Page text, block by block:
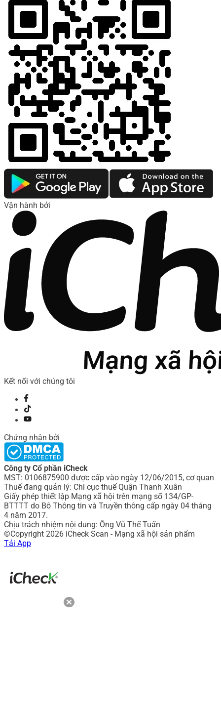
Vận hành bởi
Kết nối với chúng tôi
Chứng nhận bởi
Công ty Cổ phần iCheck
MST: 0106875900 được cấp vào ngày 12/06/2015, cơ quan
Thuế đang quản lý: Chi cục thuế Quận Thanh Xuân
Giấy phép thiết lập Mạng xã hội trên mạng số 134/GP-
BTTTT do Bô Thông tin và Truyền thông cấp ngày 04 tháng
4 năm 2017.
Chịu trách nhiệm nội dung: Ông Vũ Thế Tuấn
©Copyright 2026 iCheck Scan - Mạng xã hội sản phẩm
Tải App